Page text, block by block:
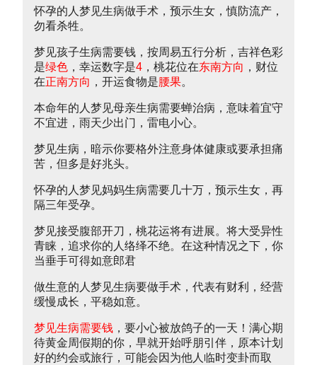
怀孕的人梦见生病做手术，预示生女，慎防流产，
勿看杀牲。
梦见孩子生病需要钱，按周易五行分析，吉祥色彩
是绿色 ，幸运数字是4 ，桃花位在东南方向 ，财位
在正南方向 ，开运食物是腰果。
本命年的人梦见母亲生病需要蝉治病，意味着宜守
不宜进，雨天少出门，雷电小心。
梦见生病，暗示你要格外注意身体健康或要承担痛
苦，但多是好兆头。
怀孕的人梦见妈妈生病需要几十万，预示生女，再
隔三年受孕。
梦见接受腹部开刀，桃花运将有进展。将大受异性
青睐，追求你的人络绎不绝。在这种情况之下，你
当垂手可得如意郎君
做生意的人梦见生病要做手术，代表有财利，经营
缓慢成长，平稳如意。
梦见生病需要钱 ，要小心被放鸽子的一天！满心期
待黄金周假期的你，早就开始呼朋引伴，原本计划
好的约会或旅行，可能会因为他人临时变卦而取